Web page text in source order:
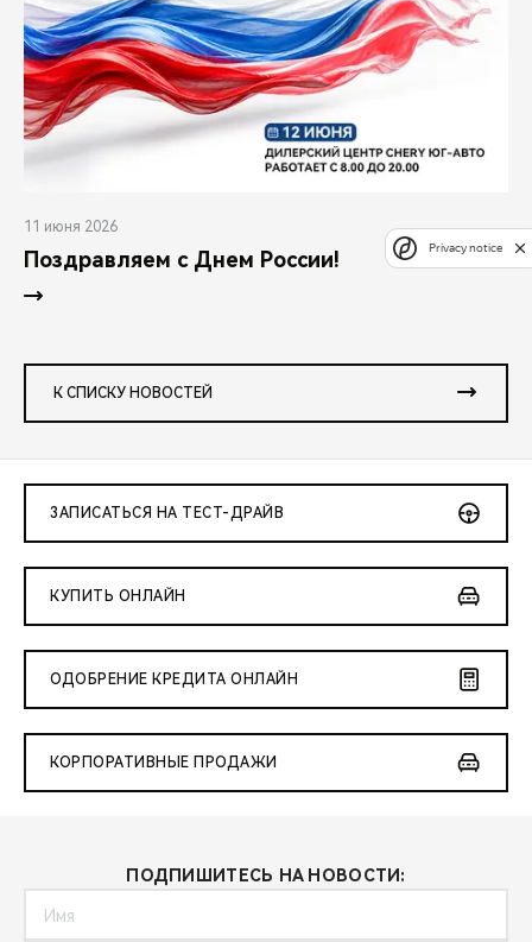
11 июня 2026
Поздравляем с Днем России!
К СПИСКУ НОВОСТЕЙ
ЗАПИСАТЬСЯ НА ТЕСТ-ДРАЙВ
КУПИТЬ ОНЛАЙН
ОДОБРЕНИЕ КРЕДИТА ОНЛАЙН
КОРПОРАТИВНЫЕ ПРОДАЖИ
ПОДПИШИТЕСЬ НА НОВОСТИ:
Privacy notice